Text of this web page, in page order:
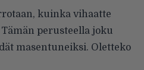
kuinka vihaatte
perusteella joku
masentuneiksi. Oletteko